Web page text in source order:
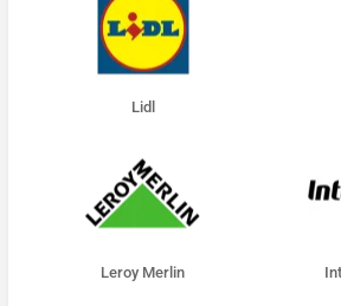
Lidl
Leroy Merlin